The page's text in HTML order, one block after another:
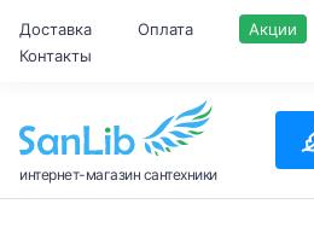
Доставка Оплата Акции
Контакты
интернет-магазин сантехники